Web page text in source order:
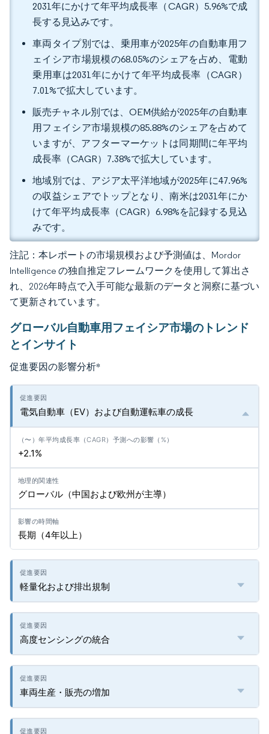
2031年にかけて年平均成長率（CAGR）5.96%で成
長する見込みです。
車両タイプ別では、乗用車が2025年の自動車用フ
ェイシア市場規模の68.05%のシェアを占め、電動
乗用車は2031年にかけて年平均成長率（CAGR）
7.01%で拡大しています。
販売チャネル別では、OEM供給が2025年の自動車
用フェイシア市場規模の85.88%のシェアを占めて
いますが、アフターマーケットは同期間に年平均
成長率（CAGR）7.38%で拡大しています。
地域別では、アジア太平洋地域が2025年に47.96%
の収益シェアでトップとなり、南米は2031年にか
けて年平均成長率（CAGR）6.98%を記録する見込
みです。
注記：本レポートの市場規模および予測値は、Mordor
Intelligence の独自推定フレームワークを使用して算出さ
れ、2026年時点で入手可能な最新のデータと洞察に基づい
て更新されています。
グローバル自動車用フェイシア市場のトレンド
とインサイト
促進要因の影響分析*
電気自動車（EV）および自動運転車の成長
+2.1%
グローバル（中国および欧州が主導）
長期（4年以上）
軽量化および排出規制
高度センシングの統合
車両生産・販売の増加